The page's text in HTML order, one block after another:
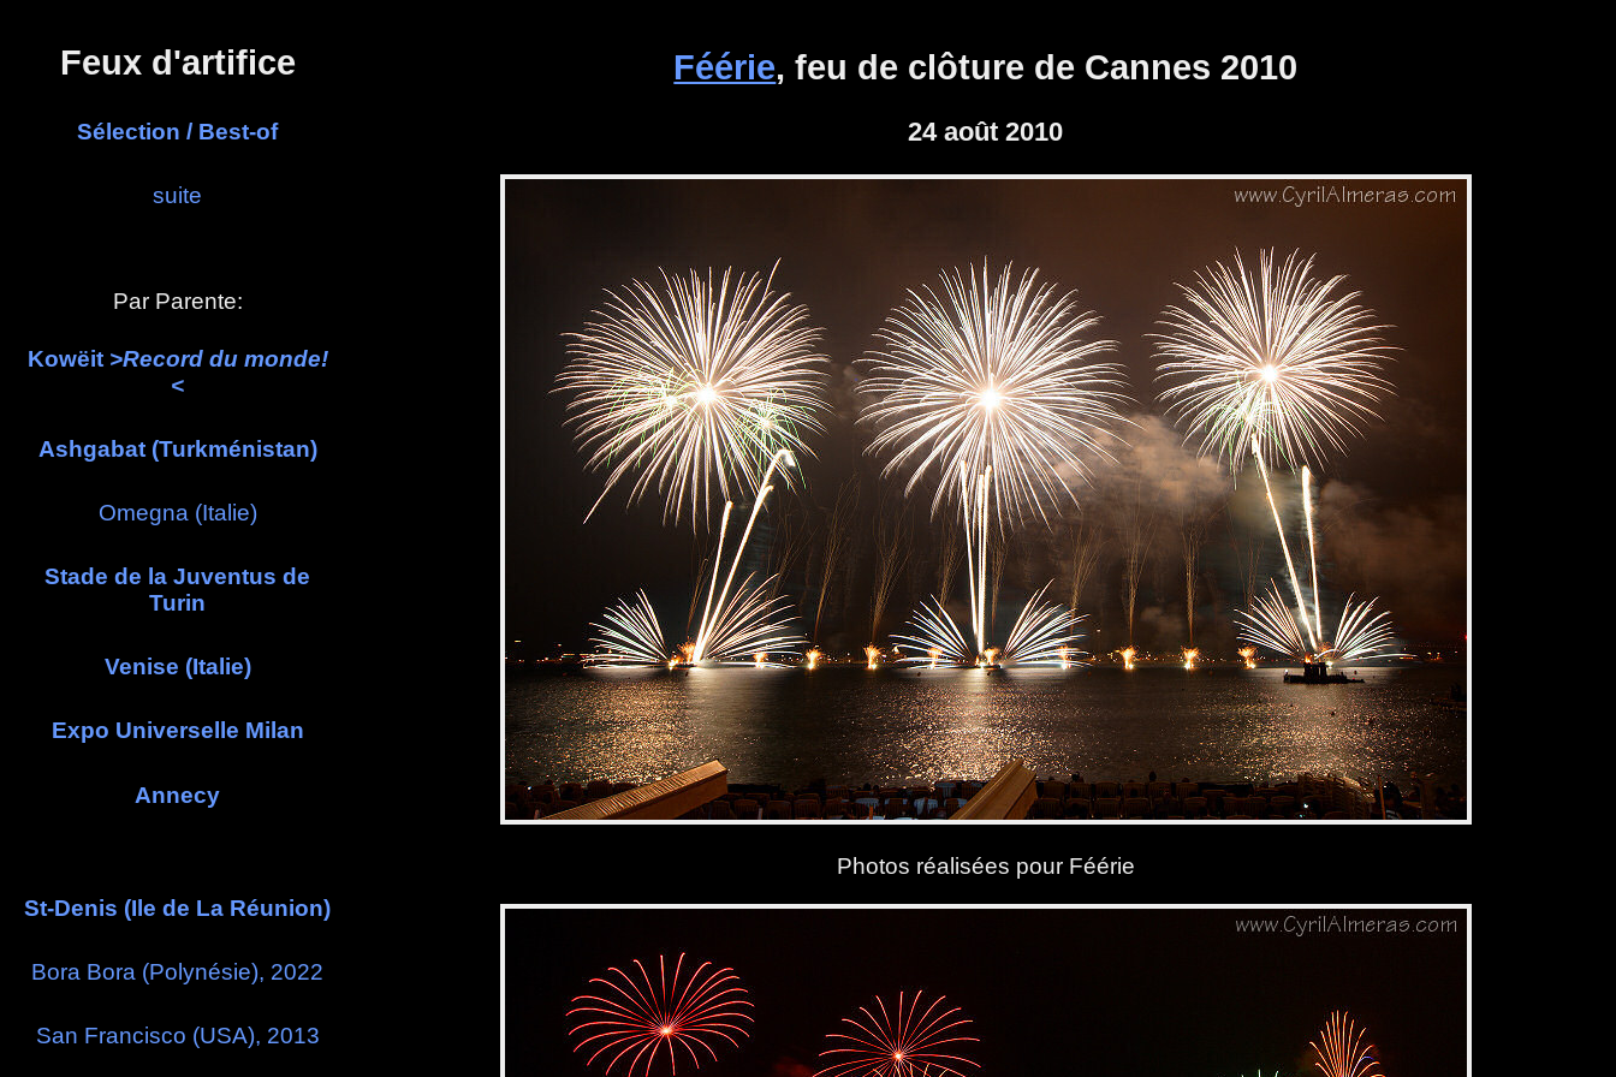
Feux d'artifice
Sélection / Best-of
suite
Par Parente:
Kowëit >Record du monde!
<
Ashgabat (Turkménistan)
Omegna (Italie)
Stade de la Juventus de
Turin
Venise (Italie)
Expo Universelle Milan
Annecy
St-Denis (Ile de La Réunion)
Bora Bora (Polynésie), 2022
San Francisco (USA), 2013
Féérie, feu de clôture de Cannes 2010
24 août 2010
Photos réalisées pour Féérie